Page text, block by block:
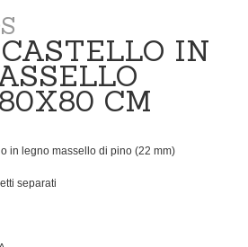
IN
CM
in legno massello di pino (22 mm)
letti separati